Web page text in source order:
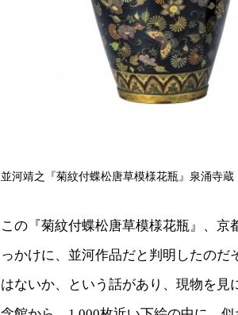
並河靖之『菊紋付蝶松唐草模様花瓶』泉涌寺蔵
この『菊紋付蝶松唐草模様花瓶』、
っかけに、並河作品だと判明したの
はないか、という話があり、現物を